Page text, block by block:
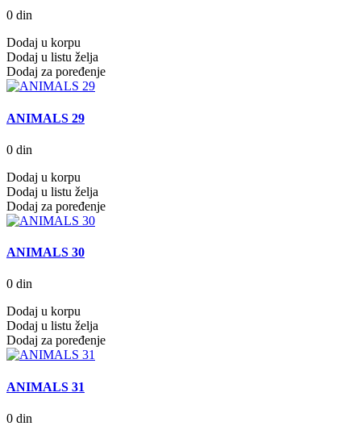
0 din
Dodaj u korpu
Dodaj u listu želja
Dodaj za poređenje
ANIMALS 29
0 din
Dodaj u korpu
Dodaj u listu želja
Dodaj za poređenje
ANIMALS 30
0 din
Dodaj u korpu
Dodaj u listu želja
Dodaj za poređenje
ANIMALS 31
0 din